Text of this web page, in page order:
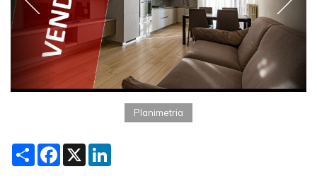
Planimetria
CondividiFacebook
X